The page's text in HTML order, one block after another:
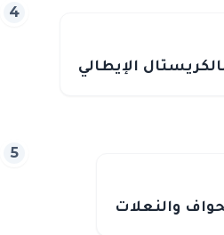
الإيطالي
4
والنعلات
5